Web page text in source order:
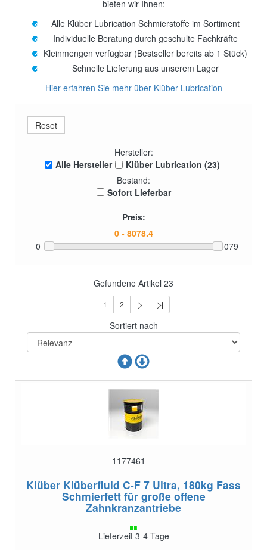
bieten wir Ihnen:
Alle Klüber Lubrication Schmierstoffe im Sortiment
Individuelle Beratung durch geschulte Fachkräfte
Kleinmengen verfügbar (Bestseller bereits ab 1 Stück)
Schnelle Lieferung aus unserem Lager
Hier erfahren Sie mehr über Klüber Lubrication
Hersteller:
Alle Hersteller
Klüber Lubrication (23)
Bestand:
Sofort Lieferbar
Preis:
0 8079
Gefundene Artikel 23
1 2
Sortiert nach
1177461
Klüber Klüberfluid C-F 7 Ultra, 180kg Fass
Schmierfett für große offene
Zahnkranzantriebe
Lieferzeit 3-4 Tage